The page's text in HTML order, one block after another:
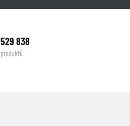
529 838
produktů